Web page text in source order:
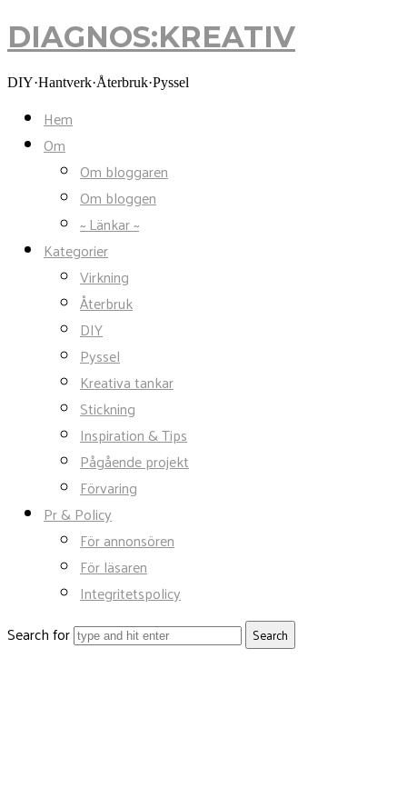
DIAGNOS:KREATIV
DIAGNOS:KREATIV
DIY·Hantverk·Återbruk·Pyssel
Hem
Om
Om bloggaren
Om bloggen
~ Länkar ~
Kategorier
Virkning
Återbruk
DIY
Pyssel
Kreativa tankar
Stickning
Inspiration & Tips
Pågående projekt
Förvaring
Pr & Policy
För annonsören
För läsaren
Integritetspolicy
Search for